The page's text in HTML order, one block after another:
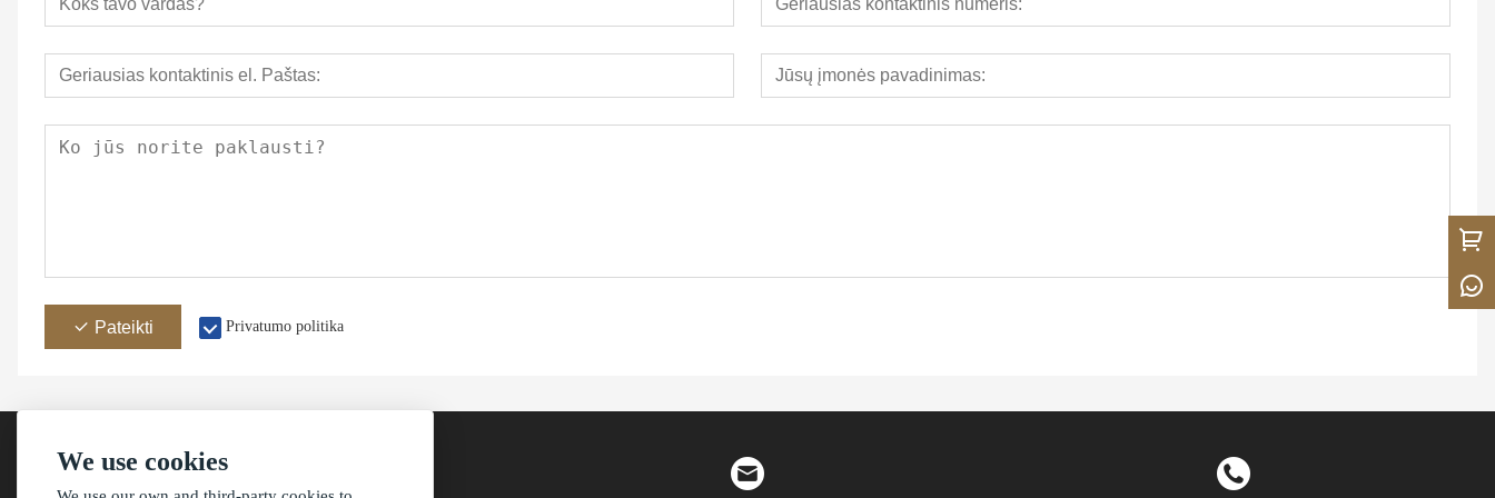
Pateikti Privatumo politika
We use cookies